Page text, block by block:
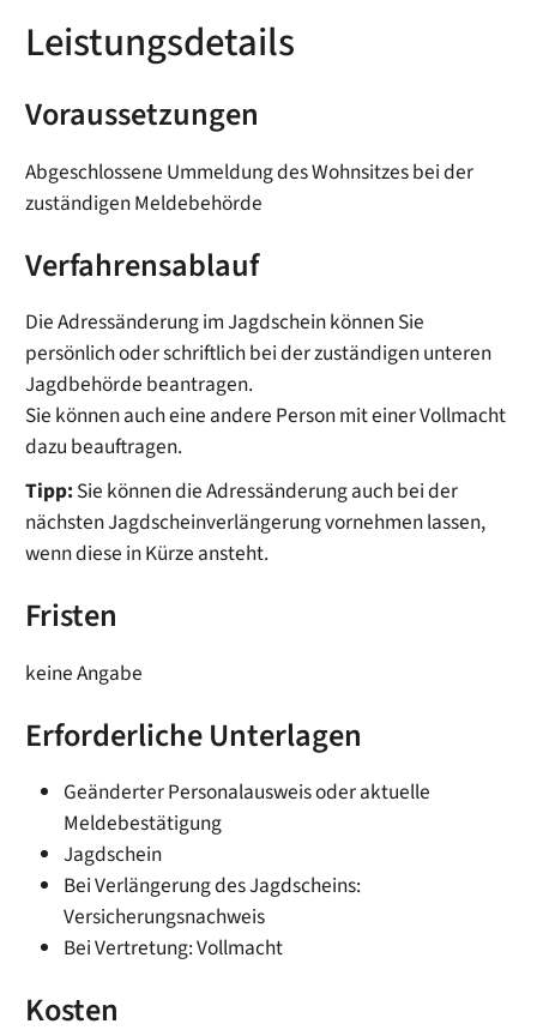
Leistungsdetails
Voraussetzungen
Abgeschlossene Ummeldung des Wohnsitzes bei der
zuständigen Meldebehörde
Verfahrensablauf
Die Adressänderung im Jagdschein können Sie
persönlich oder schriftlich bei der zuständigen unteren
Jagdbehörde beantragen.
Sie können auch eine andere Person mit einer Vollmacht
dazu beauftragen.
Tipp: Sie können die Adressänderung auch bei der
nächsten Jagdscheinverlängerung vornehmen lassen,
wenn diese in Kürze ansteht.
Fristen
keine Angabe
Erforderliche Unterlagen
Geänderter Personalausweis oder aktuelle
Meldebestätigung
Jagdschein
Bei Verlängerung des Jagdscheins:
Versicherungsnachweis
Bei Vertretung: Vollmacht
Kosten